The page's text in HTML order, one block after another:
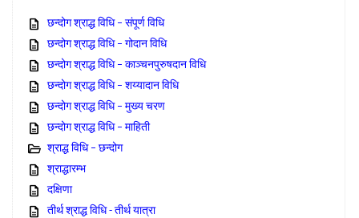
छन्दोग श्राद्ध विधि – संपूर्ण विधि
छन्दोग श्राद्ध विधि – गोदान विधि
छन्दोग श्राद्ध विधि – काञ्चनपुरुषदान विधि
छन्दोग श्राद्ध विधि – शय्यादान विधि
छन्दोग श्राद्ध विधि – मुख्य चरण
छन्दोग श्राद्ध विधि – माहिती
श्राद्ध विधि – छन्दोग
श्राद्धारम्भ
दक्षिणा
तीर्थ श्राद्ध विधि - तीर्थ यात्रा